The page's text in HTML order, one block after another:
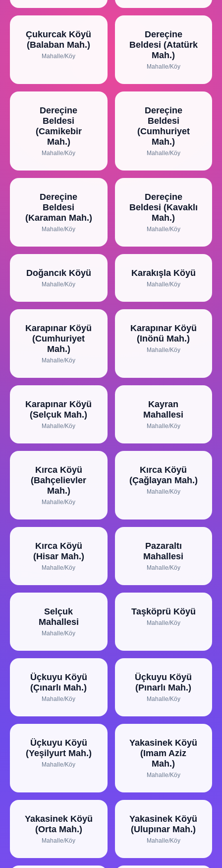
Çukurcak Köyü
(Balaban Mah.)
Mahalle/Köy
Dereçine
Beldesi (Atatürk
Mah.)
Mahalle/Köy
Dereçine
Beldesi
(Camikebir
Mah.)
Mahalle/Köy
Dereçine
Beldesi
(Cumhuriyet
Mah.)
Mahalle/Köy
Dereçine
Beldesi
(Karaman Mah.)
Mahalle/Köy
Dereçine
Beldesi (Kavaklı
Mah.)
Mahalle/Köy
Doğancık Köyü
Mahalle/Köy
Karakışla Köyü
Mahalle/Köy
Karapınar Köyü
(Cumhuriyet
Mah.)
Mahalle/Köy
Karapınar Köyü
(Inönü Mah.)
Mahalle/Köy
Karapınar Köyü
(Selçuk Mah.)
Mahalle/Köy
Kayran
Mahallesi
Mahalle/Köy
Kırca Köyü
(Bahçelievler
Mah.)
Mahalle/Köy
Kırca Köyü
(Çağlayan Mah.)
Mahalle/Köy
Kırca Köyü
(Hisar Mah.)
Mahalle/Köy
Pazaraltı
Mahallesi
Mahalle/Köy
Selçuk
Mahallesi
Mahalle/Köy
Taşköprü Köyü
Mahalle/Köy
Üçkuyu Köyü
(Çınarlı Mah.)
Mahalle/Köy
Üçkuyu Köyü
(Pınarlı Mah.)
Mahalle/Köy
Üçkuyu Köyü
(Yeşilyurt Mah.)
Mahalle/Köy
Yakasinek Köyü
(Imam Aziz
Mah.)
Mahalle/Köy
Yakasinek Köyü
(Orta Mah.)
Mahalle/Köy
Yakasinek Köyü
(Ulupınar Mah.)
Mahalle/Köy